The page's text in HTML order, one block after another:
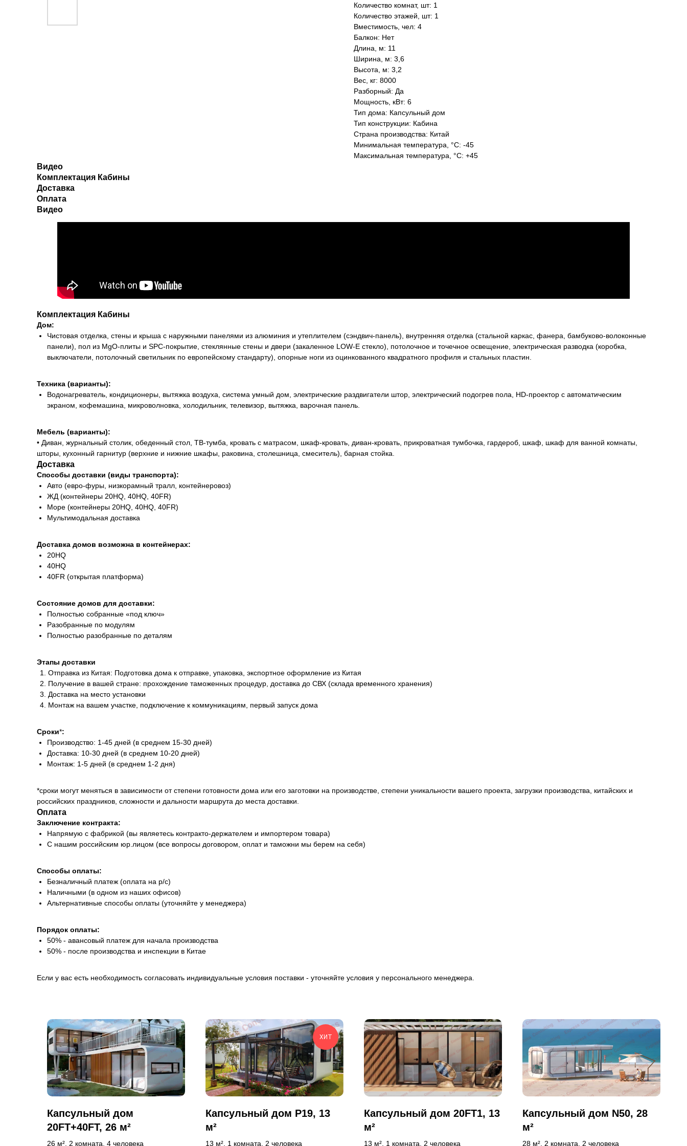
Количество комнат, шт: 1
Количество этажей, шт: 1
Вместимость, чел: 4
Балкон: Нет
Длина, м: 11
Ширина, м: 3,6
Высота, м: 3,2
Вес, кг: 8000
Разборный: Да
Мощность, кВт: 6
Тип дома: Капсульный дом
Тип конструкции: Кабина
Страна производства: Китай
Минимальная температура, °C: -45
Максимальная температура, °C: +45
Видео
Комплектация Кабины
Доставка
Оплата
Видео
Комплектация Кабины
Дом:
Чистовая отделка, стены и крыша с наружными панелями из алюминия и утеплителем (сэндвич-панель), внутренняя отделка (стальной каркас, фанера, бамбуково-волоконные
панели), пол из МgО-плиты и SPC-покрытие, стеклянные стены и двери (закаленное LOW-E стекло), потолочное и точечное освещение, электрическая разводка (коробка,
выключатели, потолочный светильник по европейскому стандарту), опорные ноги из оцинкованного квадратного профиля и стальных пластин.
Техника (варианты):
Водонагреватель, кондиционеры, вытяжка воздуха, система умный дом, электрические раздвигатели штор, электрический подогрев пола, HD-проектор с автоматическим
экраном, кофемашина, микроволновка, холодильник, телевизор, вытяжка, варочная панель.
Мебель (варианты):
• Диван, журнальный столик, обеденный стол, ТВ-тумба, кровать с матрасом, шкаф-кровать, диван-кровать, прикроватная тумбочка, гардероб, шкаф, шкаф для ванной комнаты,
шторы, кухонный гарнитур (верхние и нижние шкафы, раковина, столешница, смеситель), барная стойка.
Доставка
Способы доставки (виды транспорта):
Авто (евро-фуры, низкорамный тралл, контейнеровоз)
ЖД (контейнеры 20HQ, 40HQ, 40FR)
Море (контейнеры 20HQ, 40HQ, 40FR)
Мультимодальная доставка
Доставка домов возможна в контейнерах:
20HQ
40HQ
40FR (открытая платформа)
Состояние домов для доставки:
Полностью собранные «под ключ»
Разобранные по модулям
Полностью разобранные по деталям
Этапы доставки
Отправка из Китая: Подготовка дома к отправке, упаковка, экспортное оформление из Китая
Получение в вашей стране: прохождение таможенных процедур, доставка до СВХ (склада временного хранения)
Доставка на место установки
Монтаж на вашем участке, подключение к коммуникациям, первый запуск дома
Сроки*:
Производство: 1-45 дней (в среднем 15-30 дней)
Доставка: 10-30 дней (в среднем 10-20 дней)
Монтаж: 1-5 дней (в среднем 1-2 дня)
*сроки могут меняться в зависимости от степени готовности дома или его заготовки на производстве, степени уникальности вашего проекта, загрузки производства, китайских и
российских праздников, сложности и дальности маршрута до места доставки.
Оплата
Заключение контракта:
Напрямую с фабрикой (вы являетесь контракто-держателем и импортером товара)
С нашим российским юр.лицом (все вопросы договором, оплат и таможни мы берем на себя)
Способы оплаты:
Безналичный платеж (оплата на р/с)
Наличными (в одном из наших офисов)
Альтернативные способы оплаты (уточняйте у менеджера)
Порядок оплаты:
50% - авансовый платеж для начала производства
50% - после производства и инспекции в Китае
Если у вас есть необходимость согласовать индивидуальные условия поставки - уточняйте условия у персонального менеджера.
Капсульный дом
20FT+40FT, 26 м²
26 м², 2 комната, 4 человека
ХИТ
Капсульный дом P19, 13
м²
13 м², 1 комната, 2 человека
Капсульный дом 20FT1, 13
м²
13 м², 1 комната, 2 человека
Капсульный дом N50, 28
м²
28 м², 2 комната, 2 человека